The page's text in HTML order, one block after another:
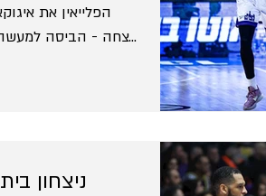
הפלייאין את